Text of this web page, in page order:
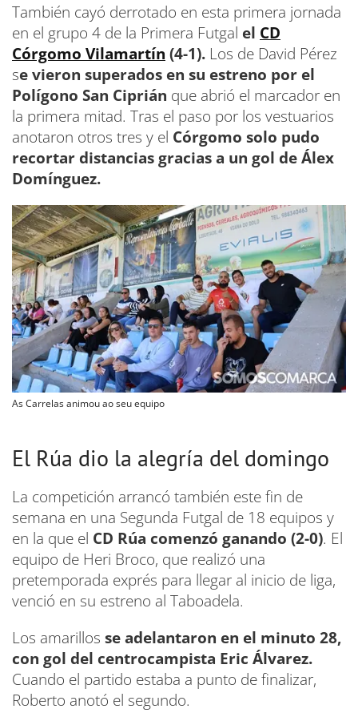
También cayó derrotado en esta primera jornada
en el grupo 4 de la Primera Futgal el CD
Córgomo Vilamartín (4-1). Los de David Pérez
se vieron superados en su estreno por el
Polígono San Ciprián que abrió el marcador en
la primera mitad. Tras el paso por los vestuarios
anotaron otros tres y el Córgomo solo pudo
recortar distancias gracias a un gol de Álex
Domínguez.
As Carrelas animou ao seu equipo
El Rúa dio la alegría del domingo
La competición arrancó también este fin de
semana en una Segunda Futgal de 18 equipos y
en la que el CD Rúa comenzó ganando (2-0). El
equipo de Heri Broco, que realizó una
pretemporada exprés para llegar al inicio de liga,
venció en su estreno al Taboadela.
Los amarillos se adelantaron en el minuto 28,
con gol del centrocampista Eric Álvarez.
Cuando el partido estaba a punto de finalizar,
Roberto anotó el segundo.